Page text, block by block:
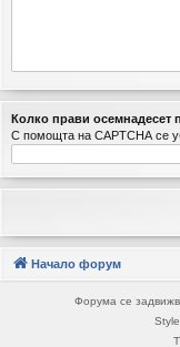
Колкo прaви ocемнaдeceт
С помощта на CAPTCHA се
Начало форум
Форума се